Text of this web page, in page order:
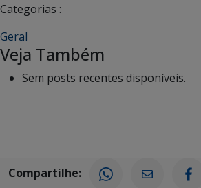
Categorias :
Geral
Veja Também
Sem posts recentes disponíveis.
Compartilhe: